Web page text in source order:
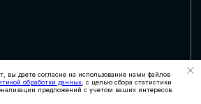
вы даете согласие на использование нами файлов
обработки данных , с целью сбора статистики
предложений с учетом ваших интересов.